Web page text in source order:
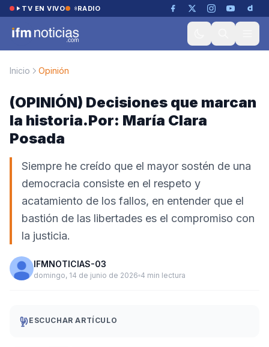
Saltar al contenido
TV EN VIVO RADIO
Inicio Opinión
(OPINIÓN) Decisiones que marcan
la historia.Por: María Clara
Posada
Siempre he creído que el mayor sostén de una
democracia consiste en el respeto y
acatamiento de los fallos, en entender que el
bastión de las libertades es el compromiso con
la justicia.
IFMNOTICIAS-03
domingo, 14 de junio de 2026 4 min lectura
ESCUCHAR ARTÍCULO